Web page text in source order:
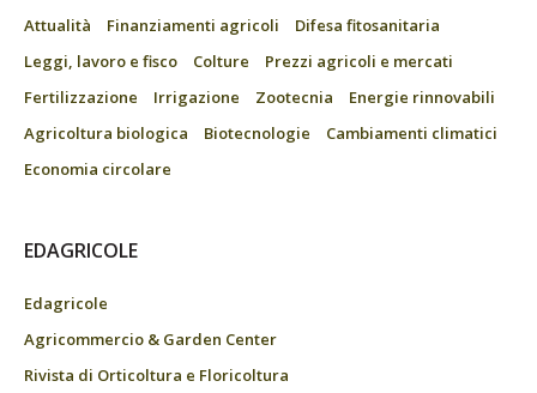
Attualità Finanziamenti agricoli
Difesa fitosanitaria
Leggi, lavoro e fisco
Colture
Prezzi agricoli e mercati
Fertilizzazione
Irrigazione Zootecnia
Energie rinnovabili
Agricoltura biologica
Biotecnologie
Cambiamenti climatici
Economia circolare
EDAGRICOLE
Edagricole
Agricommercio & Garden Center
Rivista di Orticoltura e Floricoltura